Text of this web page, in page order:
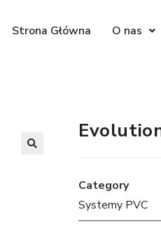
Strona Główna O nas
Category
Systemy PVC